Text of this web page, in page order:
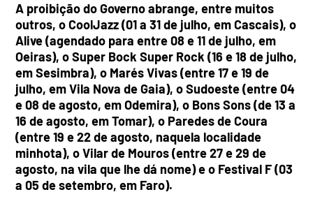
A proibição do Governo abrange, entre muitos
outros, o CoolJazz (01 a 31 de julho, em Cascais), o
Alive (agendado para entre 08 e 11 de julho, em
Oeiras), o Super Bock Super Rock (16 e 18 de julho,
em Sesimbra), o Marés Vivas (entre 17 e 19 de
julho, em Vila Nova de Gaia), o Sudoeste (entre 04
e 08 de agosto, em Odemira), o Bons Sons (de 13 a
16 de agosto, em Tomar), o Paredes de Coura
(entre 19 e 22 de agosto, naquela localidade
minhota), o Vilar de Mouros (entre 27 e 29 de
agosto, na vila que lhe dá nome) e o Festival F (03
a 05 de setembro, em Faro).